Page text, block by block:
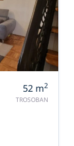
52 m2
TROSOBAN